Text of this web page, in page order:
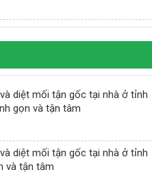
diệt mối tận gốc tại nhà ở tỉnh
gọn và tận tâm
diệt mối tận gốc tại nhà ở tỉnh
và tận tâm